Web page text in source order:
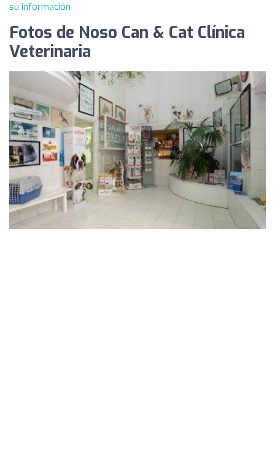
su información
Fotos de Noso Can & Cat Clínica
Veterinaria